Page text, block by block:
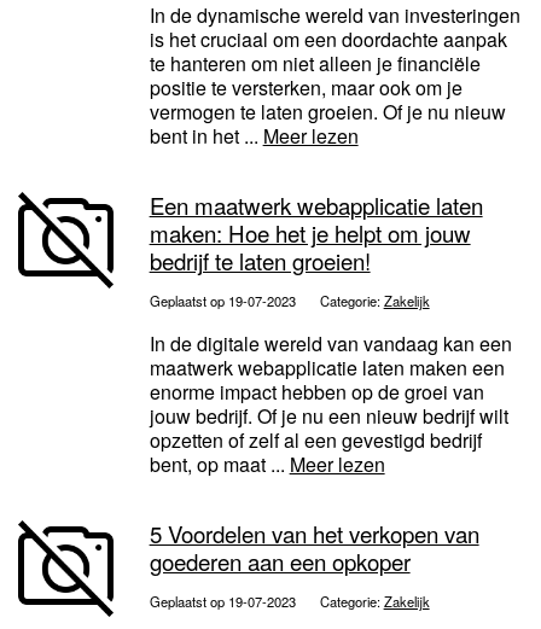
In de dynamische wereld van investeringen
is het cruciaal om een doordachte aanpak
te hanteren om niet alleen je financiële
positie te versterken, maar ook om je
vermogen te laten groeien. Of je nu nieuw
bent in het ... Meer lezen
Een maatwerk webapplicatie laten
maken: Hoe het je helpt om jouw
bedrijf te laten groeien!
Geplaatst op 19-07-2023 Categorie:Zakelijk
In de digitale wereld van vandaag kan een
maatwerk webapplicatie laten maken een
enorme impact hebben op de groei van
jouw bedrijf. Of je nu een nieuw bedrijf wilt
opzetten of zelf al een gevestigd bedrijf
bent, op maat ... Meer lezen
5 Voordelen van het verkopen van
goederen aan een opkoper
Geplaatst op 19-07-2023 Categorie:Zakelijk